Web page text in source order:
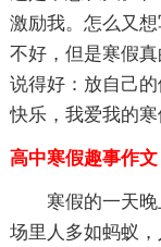
激励我。怎么又
不好，但是寒假
说得好：放自己
快乐，我爱我的寒
高中寒假趣事作文
寒假的一天
场里人多如蚂蚁